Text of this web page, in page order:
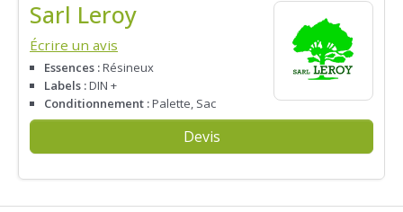
Sarl Leroy
Écrire un avis
Essences :Résineux
Labels :DIN +
Conditionnement :Palette, Sac
Devis